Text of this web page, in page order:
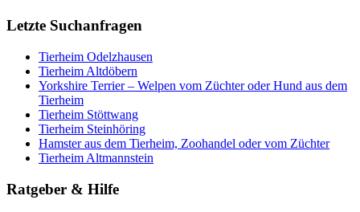
Letzte Suchanfragen
Tierheim Odelzhausen
Tierheim Altdöbern
Yorkshire Terrier – Welpen vom Züchter oder Hund aus dem
Tierheim
Tierheim Stöttwang
Tierheim Steinhöring
Hamster aus dem Tierheim, Zoohandel oder vom Züchter
Tierheim Altmannstein
Ratgeber & Hilfe